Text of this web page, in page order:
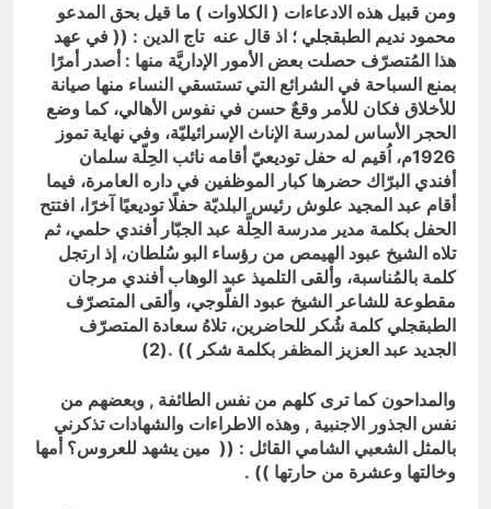
ومن قبيل هذه الادعاءات ( الكلاوات ) ما قيل بحق المدعو
محمود نديم الطبقجلي ؛ اذ قال عنه تاج الدين : (( في عهد
هذا المُتصرّف حصلت بعض الأمور الإداريَّة منها : أصدر أمرًا
بمنع السباحة في الشرائع التي تستسقي النساء منها صيانة
للأخلاق فكان للأمر وقعٌ حسن في نفوس الأهالي، كما وضع
الحجر الأساس لمدرسة الإناث الإسرائيليّة، وفي نهاية تموز
1926م، اُقيم له حفل توديعيّ أقامه نائب الحِلّة سلمان
أفندي البرّاك حضرها كبار الموظفين في داره العامرة، فيما
أقام عبد المجيد علوش رئيس البلديّة حفلًا توديعيًا آخرًا، افتتح
الحفل بكلمة مدير مدرسة الحِلَّة عبد الجبّار أفندي حلمي، ثم
تلاه الشيخ عبود الهيمص من رؤساء البو سُلطان، إذ ارتجل
كلمة بالمُناسبة، وألقى التلميذ عبد الوهاب أفندي مرجان
مقطوعة للشاعر الشيخ عبود الفلّوجي، وألقى المتصرّف
الطبقجلي كلمة شُكر للحاضرين، تلاهُ سعادة المتصرّف
الجديد عبد العزيز المظفر بكلمة شكر )) .(2)
والمداحون كما ترى كلهم من نفس الطائفة , وبعضهم من
نفس الجذور الاجنبية , وهذه الاطراءات والشهادات تذكرني
بالمثل الشعبي الشامي القائل : (( مين يشهد للعروس؟ أمها
وخالتها وعشرة من حارتها )) .